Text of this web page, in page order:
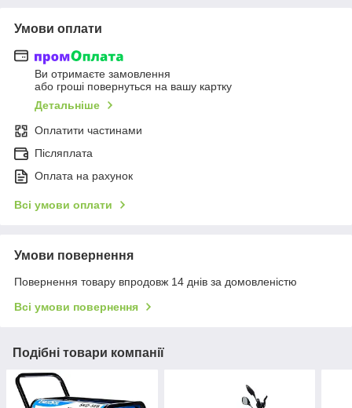
Умови оплати
Ви отримаєте замовлення
або гроші повернуться на вашу картку
Детальніше
Оплатити частинами
Післяплата
Оплата на рахунок
Всі умови оплати
Умови повернення
Повернення товару впродовж 14 днів за домовленістю
Всі умови повернення
Подібні товари компанії